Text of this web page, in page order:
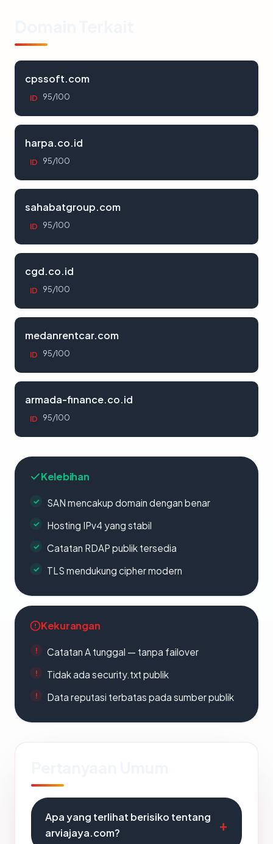
cpssoft.com
ID 95/100
harpa.co.id
ID 95/100
sahabatgroup.com
ID 95/100
cgd.co.id
ID 95/100
medanrentcar.com
ID 95/100
armada-finance.co.id
ID 95/100
Kelebihan
SAN mencakup domain dengan benar
Hosting IPv4 yang stabil
Catatan RDAP publik tersedia
TLS mendukung cipher modern
Kekurangan
Catatan A tunggal — tanpa failover
Tidak ada security.txt publik
Data reputasi terbatas pada sumber publik
Apa yang terlihat berisiko tentang
arviajaya.com?